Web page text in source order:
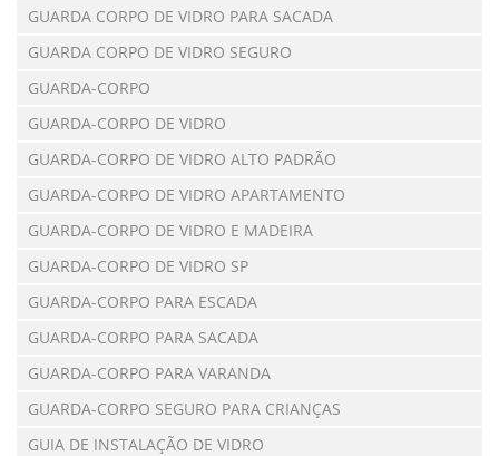
GUARDA CORPO DE VIDRO PARA SACADA
GUARDA CORPO DE VIDRO SEGURO
GUARDA-CORPO
GUARDA-CORPO DE VIDRO
GUARDA-CORPO DE VIDRO ALTO PADRÃO
GUARDA-CORPO DE VIDRO APARTAMENTO
GUARDA-CORPO DE VIDRO E MADEIRA
GUARDA-CORPO DE VIDRO SP
GUARDA-CORPO PARA ESCADA
GUARDA-CORPO PARA SACADA
GUARDA-CORPO PARA VARANDA
GUARDA-CORPO SEGURO PARA CRIANÇAS
GUIA DE INSTALAÇÃO DE VIDRO